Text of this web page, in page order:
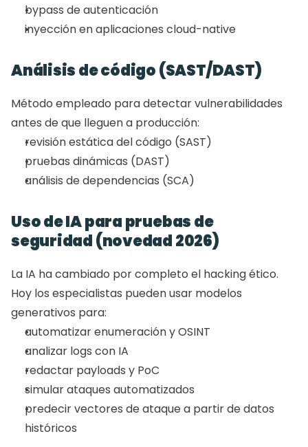
bypass de autenticación
inyección en aplicaciones cloud-native
Análisis de código (SAST/DAST)
Método empleado para detectar vulnerabilidades
antes de que lleguen a producción:
revisión estática del código (SAST)
pruebas dinámicas (DAST)
análisis de dependencias (SCA)
Uso de IA para pruebas de
seguridad (novedad 2026)
La IA ha cambiado por completo el hacking ético.
Hoy los especialistas pueden usar modelos
generativos para:
automatizar enumeración y OSINT
analizar logs con IA
redactar payloads y PoC
simular ataques automatizados
predecir vectores de ataque a partir de datos
históricos